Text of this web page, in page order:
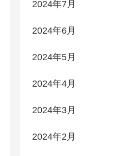
2024年7月
2024年6月
2024年5月
2024年4月
2024年3月
2024年2月